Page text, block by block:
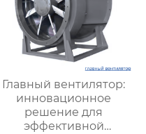
Главный вентилятор:
инновационное
решение для
эффективной